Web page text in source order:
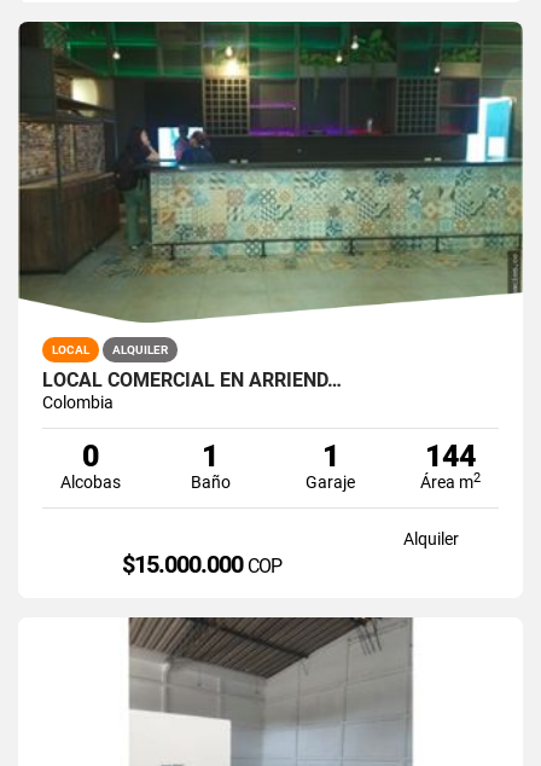
LOCAL ALQUILER
LOCAL COMERCIAL EN ARRIEND…
Colombia
0
Alcobas
1
Baño
1
Garaje
144
Área m2
Alquiler
$15.000.000 COP